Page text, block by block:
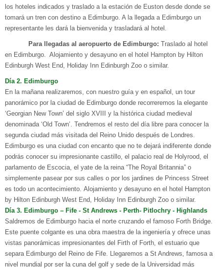
los hoteles indicados y traslado a la estación de Euston desde donde se
tomará un tren con destino a Edimburgo. A la llegada a Edimburgo un
representante les dará la bienvenida y trasladará al hotel.
Para llegadas al aeropuerto de Edimburgo: Traslado al hotel
en Edimburgo. Alojamiento y desayuno en el hotel Hampton by Hilton
Edinburgh West End, Holiday Inn Edinburgh Zoo o similar.
Día 2. Edimburgo
En la mañana realizaremos, con nuestro guía y en español, un tour
panorámico por la ciudad de Edimburgo donde recorreremos la elegante
‘Georgian New Town’ del siglo XVIII y la histórica ciudad medieval
denominada ‘Old Town’. Tendremos el resto del día libre para conocer la
segunda ciudad más visitada del Reino Unido después de Londres.
Edimburgo es una ciudad con encanto que no te dejará indiferente donde
podrás conocer su impresionante castillo, el palacio real de Holyrood, el
parlamento de Escocia, el yate de la reina “The Royal Britannia” o
simplemente pasear por sus calles o por los jardines de Princess Street
es todo un acontecimiento. Alojamiento y desayuno en el hotel Hampton
by Hilton Edinburgh West End, Holiday Inn Edinburgh Zoo o similar.
Día 3. Edimburgo – Fife - St Andrews - Perth- Pitlochry - Highlands
Saldremos de Edimburgo hacia el norte cruzando el famoso Forth Bridge.
Este puente colgante es una obra maestra de la ingeniería y ofrece unas
vistas panorámicas impresionantes del Firth of Forth , el estuario que
separa Edimburgo del Reino de Fife. Llegaremos a St Andrews, famosa a
nivel mundial por ser la cuna del golf y sede de la Universidad más